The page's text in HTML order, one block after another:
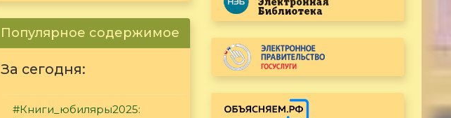
Популярное содержимое
За сегодня:
#Книги_юбиляры2025: